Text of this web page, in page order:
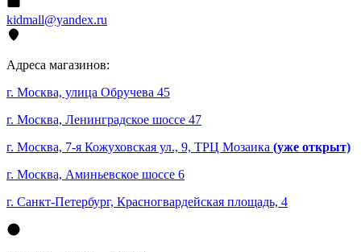
kidmall@yandex.ru
Адреса магазинов:
г. Москва, улица Обручева 45
г. Москва, Ленинградское шоссе 47
г. Москва, 7-я Кожуховская ул., 9, ТРЦ Мозаика (уже открыт)
г. Москва, Аминьевское шоссе 6
г. Санкт-Петербург, Красногвардейская площадь, 4